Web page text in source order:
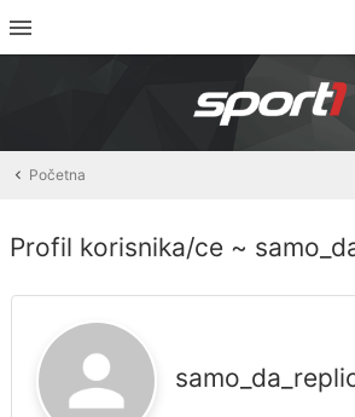
Početna
Profil korisnika/ce ~